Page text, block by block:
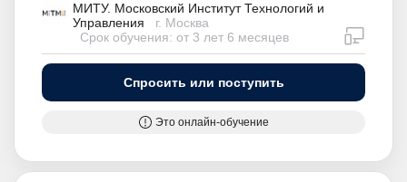
МИТУ. Московский Институт Технологий и
Управления
г. Москва
Срок обучения: от 3 лет 6 месяцев
Спросить или поступить
Это онлайн-обучение